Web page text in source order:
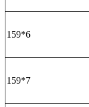
159*6
159*7